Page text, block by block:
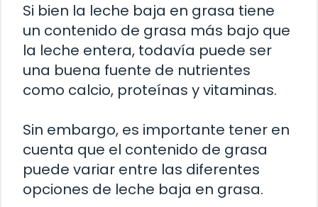
Si bien la leche baja en grasa tiene
un contenido de grasa más bajo que
la leche entera, todavía puede ser
una buena fuente de nutrientes
como calcio, proteínas y vitaminas.
Sin embargo, es importante tener en
cuenta que el contenido de grasa
puede variar entre las diferentes
opciones de leche baja en grasa.